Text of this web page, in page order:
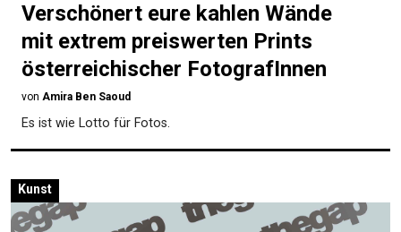
Verschönert eure kahlen Wände
mit extrem preiswerten Prints
österreichischer FotografInnen
von Amira Ben Saoud
Es ist wie Lotto für Fotos.
Kunst